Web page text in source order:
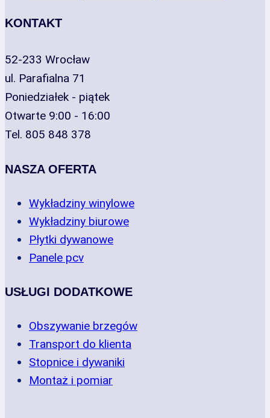
KONTAKT
52-233 Wrocław
ul. Parafialna 71
Poniedziałek - piątek
Otwarte 9:00 - 16:00
Tel. 805 848 378
NASZA OFERTA
Wykładziny winylowe
Wykładziny biurowe
Płytki dywanowe
Panele pcv
USŁUGI DODATKOWE
Obszywanie brzegów
Transport do klienta
Stopnice i dywaniki
Montaż i pomiar